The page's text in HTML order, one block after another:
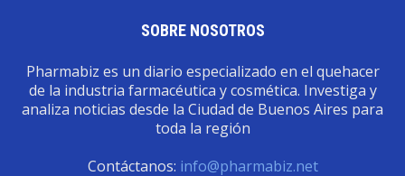
SOBRE NOSOTROS
Pharmabiz es un diario especializado en el quehacer
de la industria farmacéutica y cosmética. Investiga y
analiza noticias desde la Ciudad de Buenos Aires para
toda la región
Contáctanos: info@pharmabiz.net